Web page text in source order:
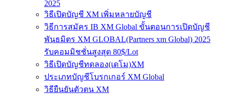
2025
วิธีเปิดบัญชี XM เพิ่มหลายบัญชี
วิธีการสมัคร IB XM Global ขั้นตอนการเปิดบัญชี
พันธมิตร XM GLOBAL(Partners xm Global) 2025
รับคอมมิชชั่นสูงสุด 80$/Lot
วิธีเปิดบัญชีทดลอง(เดโม)XM
ประเภทบัญชีโบรกเกอร์ XM Global
วิธียืนยันตัวตน XM